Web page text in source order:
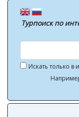
Турпоиск по
Искать только в